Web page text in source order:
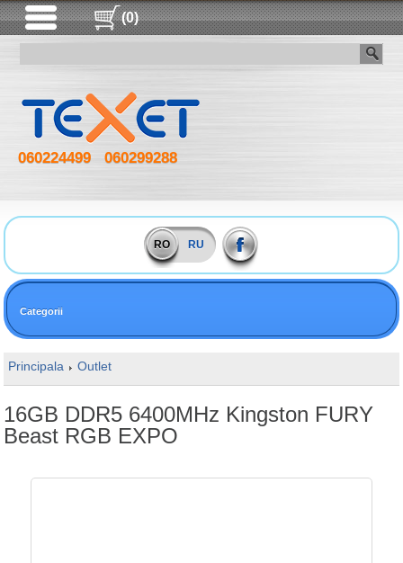
(0)
060224499 060299288
RO RU
Categorii
Principala Outlet
16GB DDR5 6400MHz Kingston FURY
Beast RGB EXPO